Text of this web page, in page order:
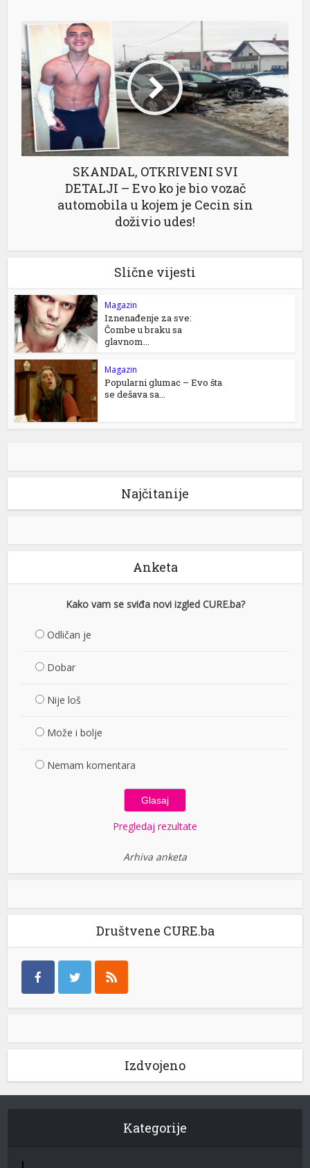
SKANDAL, OTKRIVENI SVI
DETALJI – Evo ko je bio vozač
automobila u kojem je Cecin sin
doživio udes!
Slične vijesti
Magazin
Iznenađenje za sve:
Čombe u braku sa
glavnom...
Magazin
Popularni glumac – Evo šta
se dešava sa...
Najčitanije
Anketa
Kako vam se sviđa novi izgled CURE.ba?
Odličan je
Dobar
Nije loš
Može i bolje
Nemam komentara
Pregledaj rezultate
Arhiva anketa
Društvene CURE.ba
Izdvojeno
Kategorije